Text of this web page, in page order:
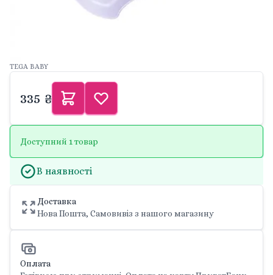
TEGA BABY
335 ₴
Доступний 1 товар
В наявності
Доставка
Нова Пошта, Самовивіз з нашого магазину
Оплата